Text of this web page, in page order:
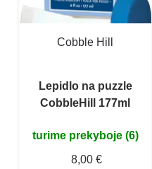
Cobble Hill
Lepidlo na puzzle
CobbleHill 177ml
turime prekyboje (6)
8,00 €